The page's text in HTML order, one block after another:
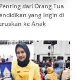
dari Orang Tua
yang Ingin di
ke Anak